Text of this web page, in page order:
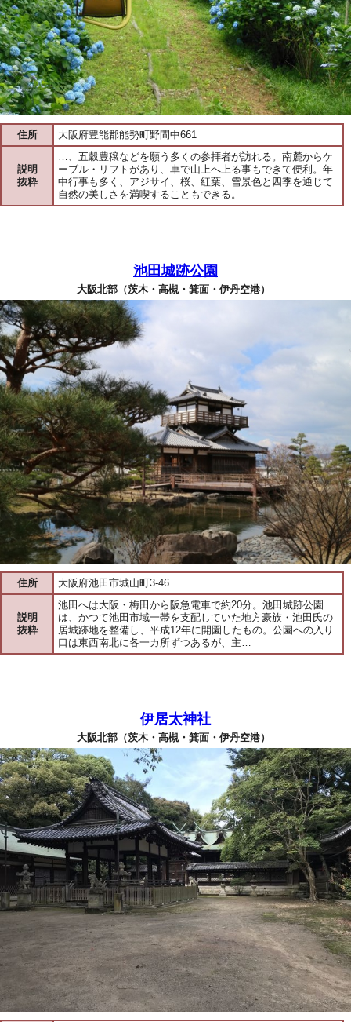
住所 大阪府豊能郡能勢町野間中661
説明
抜粋
…、五穀豊穣などを願う多くの参拝者が訪れる。南麓からケ
ーブル・リフトがあり、車で山上へ上る事もできて便利。年
中行事も多く、アジサイ、桜、紅葉、雪景色と四季を通じて
自然の美しさを満喫することもできる。
池田城跡公園
大阪北部（茨木・高槻・箕面・伊丹空港）
住所 大阪府池田市城山町3-46
説明
抜粋
池田へは大阪・梅田から阪急電車で約20分。池田城跡公園
は、かつて池田市域一帯を支配していた地方豪族・池田氏の
居城跡地を整備し、平成12年に開園したもの。公園への入り
口は東西南北に各一カ所ずつあるが、主…
伊居太神社
大阪北部（茨木・高槻・箕面・伊丹空港）